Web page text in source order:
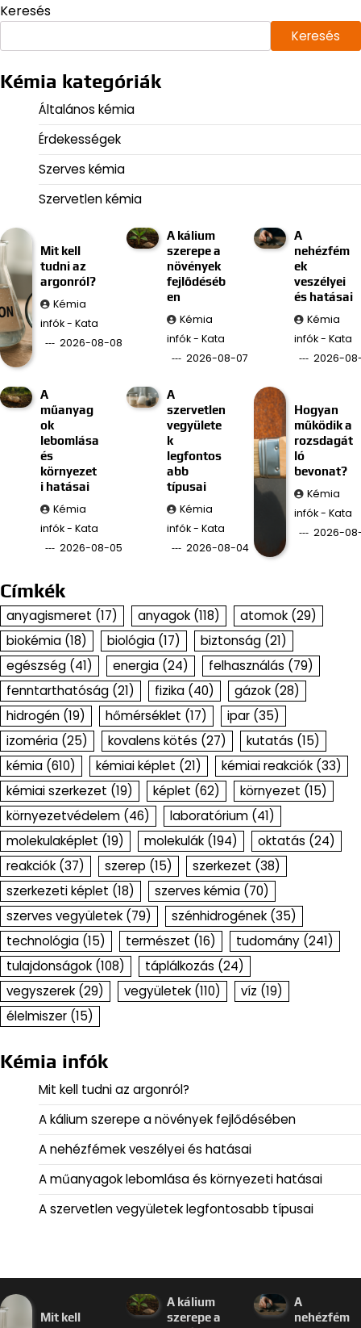
Keresés
Keresés
Kémia kategóriák
Általános kémia
Érdekességek
Szerves kémia
Szervetlen kémia
Mit kell
tudni az
argonról?
Kémia
infók - Kata
2026-08-08
A kálium
szerepe a
növények
fejlődéséb
en
Kémia
infók - Kata
2026-08-07
A
nehézfém
ek
veszélyei
és hatásai
Kémia
infók - Kata
2026-
A
műanyag
ok
lebomlása
és
környezet
i hatásai
Kémia
infók - Kata
2026-08-05
A
szervetlen
vegyülete
k
legfontos
abb
típusai
Kémia
infók - Kata
2026-08-04
Hogyan
működik a
rozsdagát
ló
bevonat?
Kémia
infók - Kata
2026-
Címkék
anyagismeret (17) anyagok (118) atomok (29)
biokémia (18) biológia (17) biztonság (21)
egészség (41) energia (24) felhasználás (79)
fenntarthatóság (21) fizika (40) gázok (28)
hidrogén (19) hőmérséklet (17) ipar (35)
izoméria (25) kovalens kötés (27) kutatás (15)
kémia (610) kémiai képlet (21) kémiai reakciók (33)
kémiai szerkezet (19) képlet (62) környezet (15)
környezetvédelem (46) laboratórium (41)
molekulaképlet (19) molekulák (194) oktatás (24)
reakciók (37) szerep (15) szerkezet (38)
szerkezeti képlet (18) szerves kémia (70)
szerves vegyületek (79) szénhidrogének (35)
technológia (15) természet (16) tudomány (241)
tulajdonságok (108) táplálkozás (24)
vegyszerek (29) vegyületek (110) víz (19)
élelmiszer (15)
Kémia infók
Mit kell tudni az argonról?
A kálium szerepe a növények fejlődésében
A nehézfémek veszélyei és hatásai
A műanyagok lebomlása és környezeti hatásai
A szervetlen vegyületek legfontosabb típusai
Mit kell
A kálium
szerepe a
A
nehézfém